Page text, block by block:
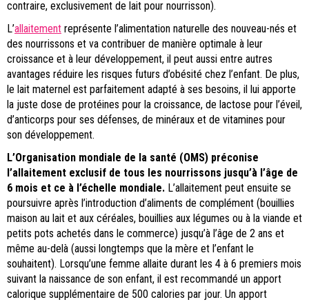
contraire, exclusivement de lait pour nourrisson).
L’allaitement représente l’alimentation naturelle des nouveau-nés et
des nourrissons et va contribuer de manière optimale à leur
croissance et à leur développement, il peut aussi entre autres
avantages réduire les risques futurs d’obésité chez l’enfant. De plus,
le lait maternel est parfaitement adapté à ses besoins, il lui apporte
la juste dose de protéines pour la croissance, de lactose pour l’éveil,
d’anticorps pour ses défenses, de minéraux et de vitamines pour
son développement.
L’Organisation mondiale de la santé (OMS) préconise
l’allaitement exclusif de tous les nourrissons jusqu’à l’âge de
6 mois et ce à l’échelle mondiale. L’allaitement peut ensuite se
poursuivre après l’introduction d’aliments de complément (bouillies
maison au lait et aux céréales, bouillies aux légumes ou à la viande et
petits pots achetés dans le commerce) jusqu’à l’âge de 2 ans et
même au-delà (aussi longtemps que la mère et l’enfant le
souhaitent). Lorsqu’une femme allaite durant les 4 à 6 premiers mois
suivant la naissance de son enfant, il est recommandé un apport
calorique supplémentaire de 500 calories par jour. Un apport